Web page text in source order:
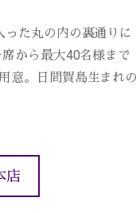
た丸の内の裏通りに
から最大40名様まで
意。日間賀島生まれの
店